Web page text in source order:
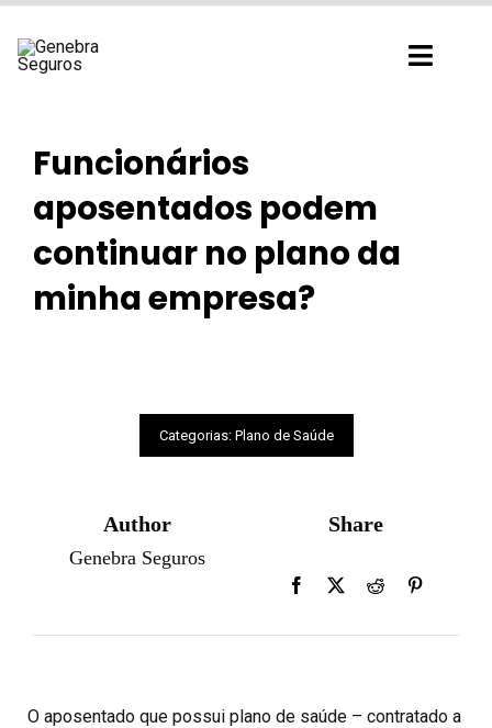
para
Funcionários
aposentados podem
continuar no plano da
minha empresa?
Categorias: Plano de Saúde
Author
Genebra Seguros
Share
O aposentado que possui plano de saúde – contratado a